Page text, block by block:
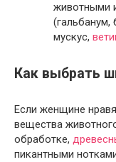
животными
(гальбанум,
мускус,
Как выбрать
Если женщине
вещества
обработке,
пикантными